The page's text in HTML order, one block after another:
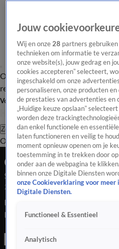
Overzicht Laatste nieuws Regionieuws
redactie
Volg Hart van Nederland
Zoeken
OverzichtRegioUitzendingen
Ochtend Editie
Seizoen 2025, aflevering 4215
28 sep 2025, 07:00
Bekijk aflevering 4215 van Hart
Editie uit seizoen 2025 hier.
Ochtend Editie is een Nieuws
Jouw
Wij en onze28 partners
technieken om informatie te
onze website(s), jouw gedrag en
cookies accepteren” selecteert,
ingeschakeld om onze
personaliseren, onze producten
de prestaties van advertenties en
„Huidige keuze opslaan”
worden deze
dan enkel functionele en
laten functioneren en veilig te
moment opnieuw openen om je
toestemming in te trekken door
onder aan de webpagina te
binnen onze Digitale Diensten
onze Cookieverklaring voor meer
Digitale Diensten.
Functioneel & Essentieel
Analytisch